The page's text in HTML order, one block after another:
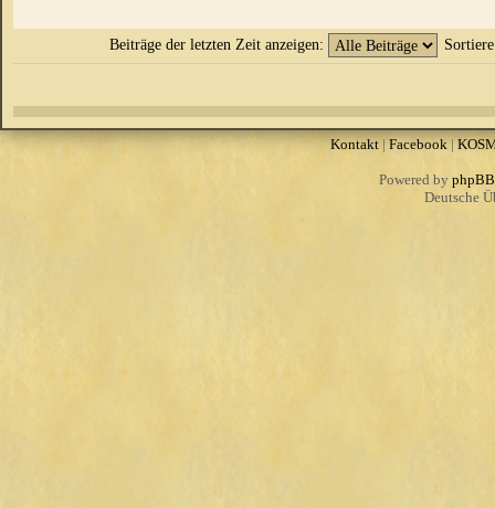
Beiträge der letzten Zeit anzeigen:
Kontakt|Facebook|
Powered by phpBB
Deutsche